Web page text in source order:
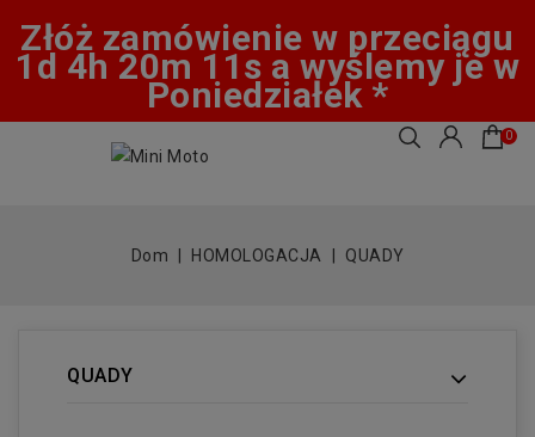
Złóż zamówienie w przeciągu
1d 4h 20m 11s a wyślemy je w
Poniedziałek *
0
Dom HOMOLOGACJA QUADY
QUADY